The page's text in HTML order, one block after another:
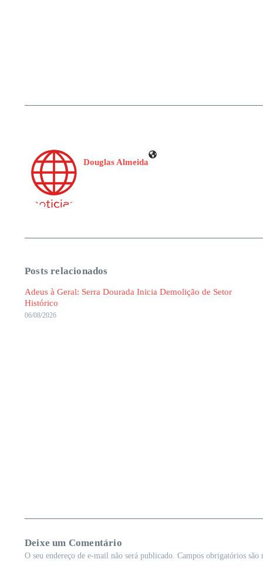
Douglas Almeida
Posts relacionados
Adeus à Geral: Serra Dourada Inicia Demolição de Setor
Histórico
06/08/2026
Deixe um Comentário
O seu endereço de e-mail não será publicado. Campos obrigatórios são